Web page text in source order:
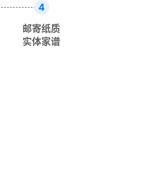
4
邮寄纸质
实体家谱